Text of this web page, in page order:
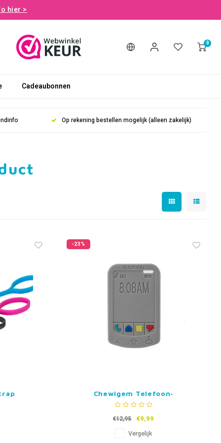
hier >
0
Cadeaubonnen
Op rekening bestellen mogelijk (alleen zakelijk)
-23%
Chewigem Telefoon-
Kauwspeelgoed
€12,95 €9,99
Vergelijk